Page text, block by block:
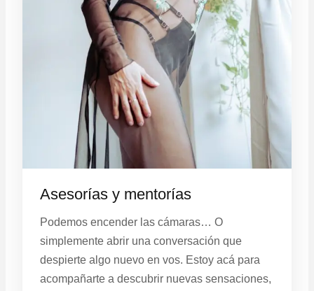
Asesorías y mentorías
Podemos encender las cámaras… O
simplemente abrir una conversación que
despierte algo nuevo en vos. Estoy acá para
acompañarte a descubrir nuevas sensaciones,